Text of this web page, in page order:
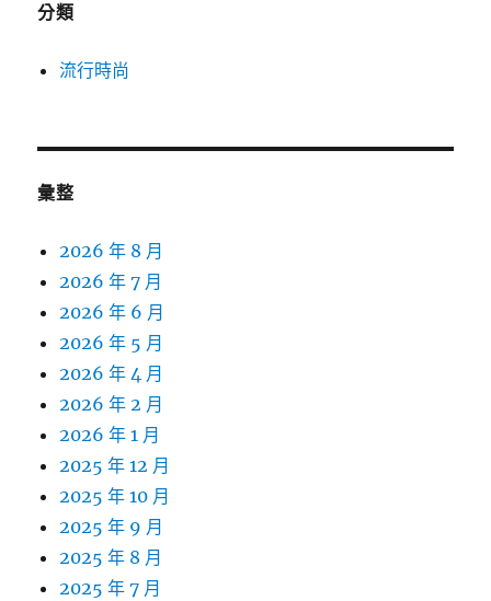
分類
流行時尚
彙整
2026 年 8 月
2026 年 7 月
2026 年 6 月
2026 年 5 月
2026 年 4 月
2026 年 2 月
2026 年 1 月
2025 年 12 月
2025 年 10 月
2025 年 9 月
2025 年 8 月
2025 年 7 月